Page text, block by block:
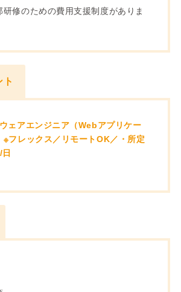
研修のための費用支援制度がありま
ト
ウェアエンジニア（Webアプリケー
フレックス／リモートOK／・所定